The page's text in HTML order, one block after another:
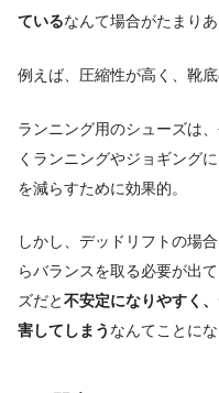
ているなんて場合がたまりあ
例えば、圧縮性が高く、靴
ランニング用のシューズは
くランニングやジョギング
を減らすために効果的。
しかし、デッドリフトの場
らバランスを取る必要が出
ズだと不安定になりやすく
害してしまう なんてことに